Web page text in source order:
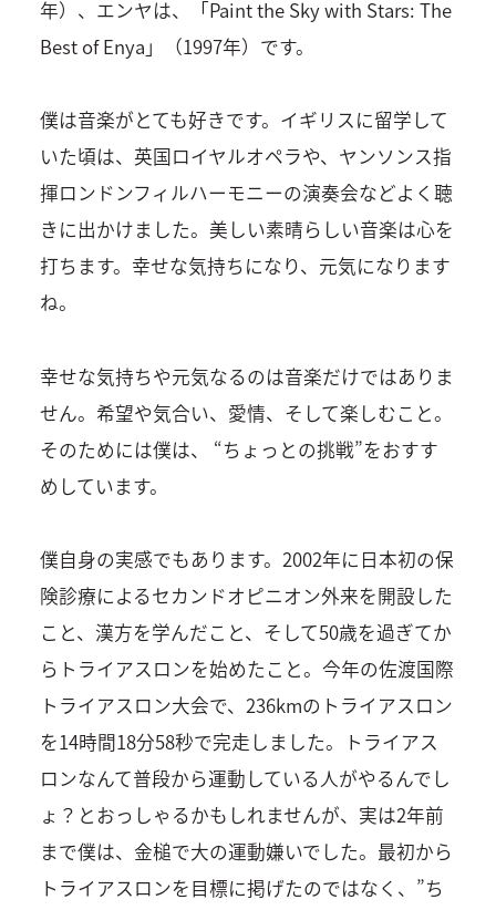
年）、エンヤは、「Paint the Sky with Stars: The
Best of Enya」（1997年）です。
僕は音楽がとても好きです。イギリスに留学して
いた頃は、英国ロイヤルオペラや、ヤンソンス指
揮ロンドンフィルハーモニーの演奏会などよく聴
きに出かけました。美しい素晴らしい音楽は心を
打ちます。幸せな気持ちになり、元気になります
ね。
幸せな気持ちや元気なるのは音楽だけではありま
せん。希望や気合い、愛情、そして楽しむこと。
そのためには僕は、 “ちょっとの挑戦”をおすす
めしています。
僕自身の実感でもあります。2002年に日本初の保
険診療によるセカンドオピニオン外来を開設した
こと、漢方を学んだこと、そして50歳を過ぎてか
らトライアスロンを始めたこと。今年の佐渡国際
トライアスロン大会で、236kmのトライアスロン
を14時間18分58秒で完走しました。トライアス
ロンなんて普段から運動している人がやるんでし
ょ？とおっしゃるかもしれませんが、実は2年前
まで僕は、金槌で大の運動嫌いでした。最初から
トライアスロンを目標に掲げたのではなく、”ち